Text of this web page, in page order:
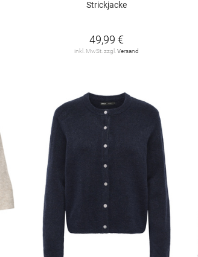
Strickjacke
49,99 €
inkl. MwSt. zzgl.Versand